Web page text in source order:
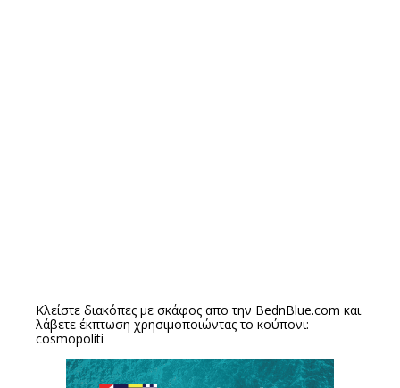
Κλείστε διακόπες με σκάφος απο την BednBlue.com και
λάβετε έκπτωση χρησιμοποιώντας το κούπονι:
cosmopoliti